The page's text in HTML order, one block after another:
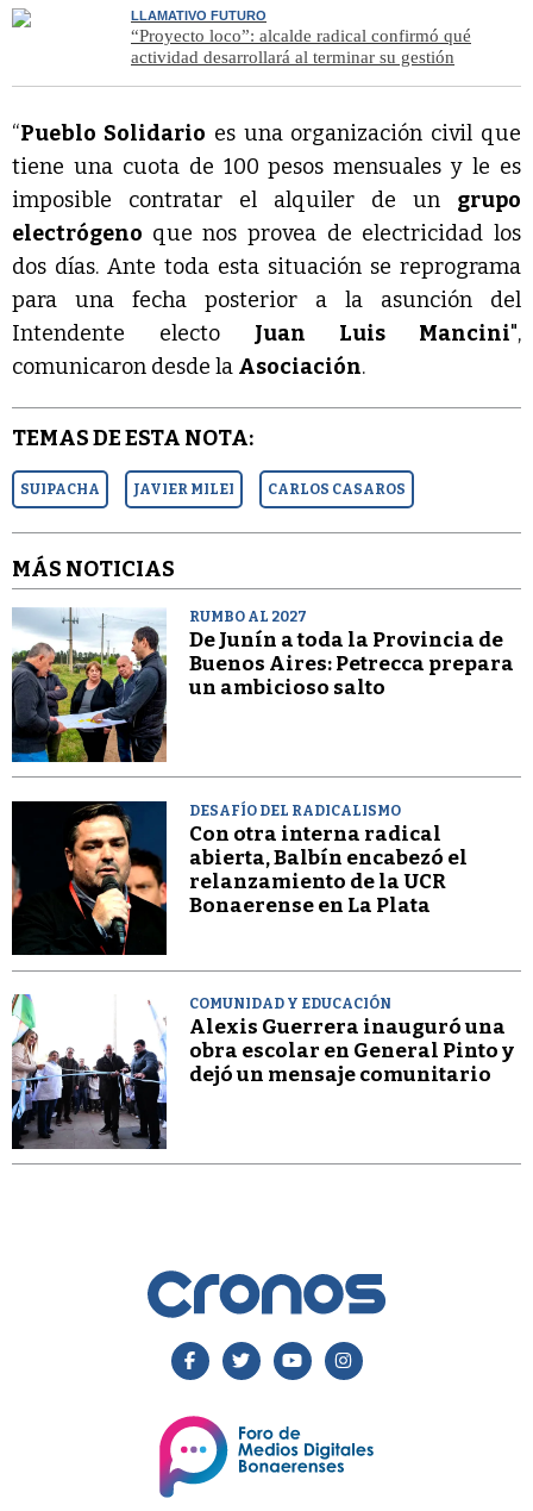
LLAMATIVO FUTURO
“Proyecto loco”: alcalde radical confirmó qué
actividad desarrollará al terminar su gestión
“Pueblo Solidario es una organización civil que
tiene una cuota de 100 pesos mensuales y le es
imposible contratar el alquiler de un grupo
electrógeno que nos provea de electricidad los
dos días. Ante toda esta situación se reprograma
para una fecha posterior a la asunción del
Intendente electo Juan Luis Mancini",
comunicaron desde la Asociación.
TEMAS DE ESTA NOTA:
SUIPACHA JAVIER MILEI CARLOS CASAROS
MÁS NOTICIAS
RUMBO AL 2027
De Junín a toda la Provincia de
Buenos Aires: Petrecca prepara
un ambicioso salto
DESAFÍO DEL RADICALISMO
Con otra interna radical
abierta, Balbín encabezó el
relanzamiento de la UCR
Bonaerense en La Plata
COMUNIDAD Y EDUCACIÓN
Alexis Guerrera inauguró una
obra escolar en General Pinto y
dejó un mensaje comunitario